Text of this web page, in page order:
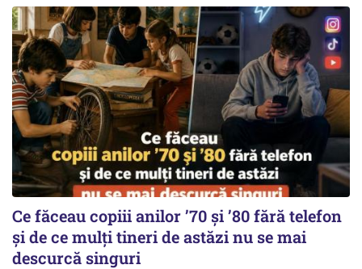
Ce făceau copiii anilor ’70 și ’80 fără telefon
și de ce mulți tineri de astăzi nu se mai
descurcă singuri